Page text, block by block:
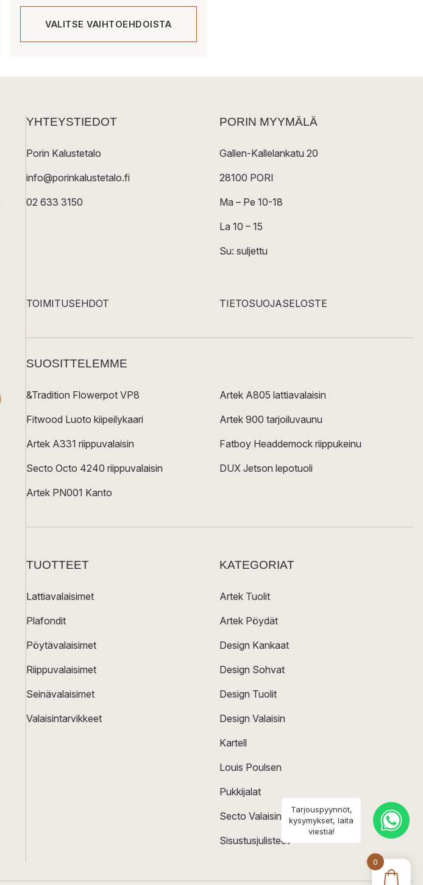
320,00 €
VALITSE VAIHTOEHDOISTA
tuotteella
muunnelma.
tehdä
tuotteen
sivulla.
0
YHTEYSTIEDOT
Porin Kalustetalo
info@porinkalustetalo.fi
02 633 3150
PORIN MYYMÄLÄ
Gallen-Kallelankatu 20
28100 PORI
Ma – Pe 10-18
La 10 – 15
Su: suljettu
TOIMITUSEHDOT TIETOSUOJASELOSTE
SUOSITTELEMME
&Tradition Flowerpot VP8
Fitwood Luoto kiipeilykaari
Artek A331 riippuvalaisin
Secto Octo 4240 riippuvalaisin
Artek PN001 Kanto
Artek A805 lattiavalaisin
Artek 900 tarjoiluvaunu
Fatboy Headdemock riippukeinu
DUX Jetson lepotuoli
TUOTTEET
Lattiavalaisimet
Plafondit
Pöytävalaisimet
Riippuvalaisimet
Seinävalaisimet
Valaisintarvikkeet
KATEGORIAT
Artek Tuolit
Artek Pöydät
Design Kankaat
Design Sohvat
Design Tuolit
Design Valaisin
Kartell
Louis Poulsen
Pukkijalat
Secto Valaisin
Sisustusjulisteet
Tarjouspyynnöt,
kysymykset, laita
viestiä!